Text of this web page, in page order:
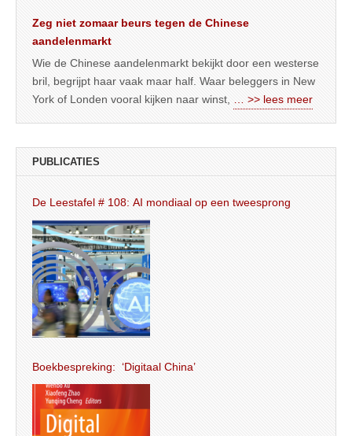
Zeg niet zomaar beurs tegen de Chinese
aandelenmarkt
Wie de Chinese aandelenmarkt bekijkt door een westerse
bril, begrijpt haar vaak maar half. Waar beleggers in New
York of Londen vooral kijken naar winst,
… >> lees meer
PUBLICATIES
De Leestafel # 108: AI mondiaal op een tweesprong
Boekbespreking: ‘Digitaal China’